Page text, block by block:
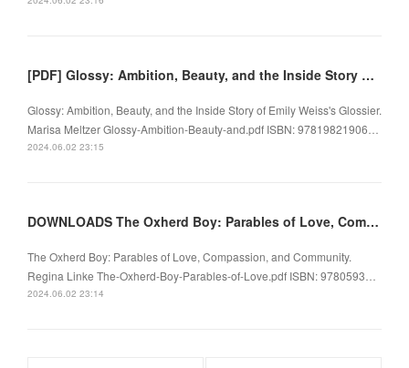
[PDF] Glossy: Ambition, Beauty, and the Inside Story of Emily Weiss's Glossier by Marisa Meltzer
Glossy: Ambition, Beauty, and the Inside Story of Emily Weiss's Glossier.
Marisa Meltzer Glossy-Ambition-Beauty-and.pdf ISBN: 97819821906…
2024.06.02 23:15
DOWNLOADS The Oxherd Boy: Parables of Love, Compassion, and Community by Regina Linke
The Oxherd Boy: Parables of Love, Compassion, and Community.
Regina Linke The-Oxherd-Boy-Parables-of-Love.pdf ISBN: 9780593…
2024.06.02 23:14